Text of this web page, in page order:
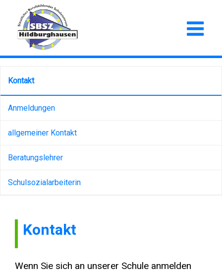
Kontakt
Anmeldungen
allgemeiner Kontakt
Beratungslehrer
Schulsozialarbeiterin
Kontakt
Wenn Sie sich an unserer Schule anmelden